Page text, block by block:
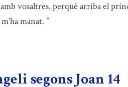
vosaltres, perquè arriba el
manat. *
segons Joan 14